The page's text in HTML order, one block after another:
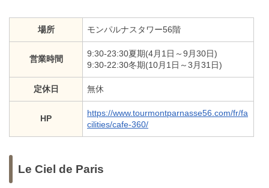
場所 モンパルナスタワー56階
営業時間
9:30-23:30夏期(4月1日～9月30日)
9:30-22:30冬期(10月1日～3月31日)
定休日 無休
HP
https://www.tourmontparnasse56.com/fr/fa
cilities/cafe-360/
Le Ciel de Paris